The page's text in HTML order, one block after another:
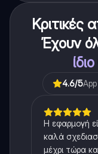
Κριτικές
Έχουν
4.6/5
Η εφαρμογή
καλά
μέχρι τώρα